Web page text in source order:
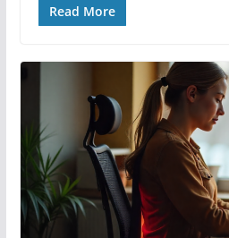
Read More